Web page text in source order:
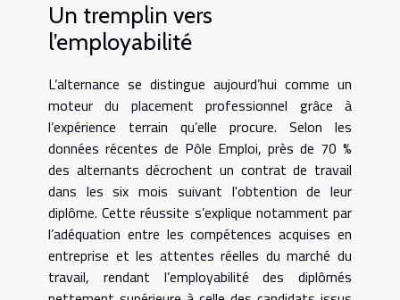
Un tremplin vers
l’employabilité
L’alternance se distingue aujourd’hui comme un
moteur du placement professionnel grâce à
l’expérience terrain qu’elle procure. Selon les
données récentes de Pôle Emploi, près de 70 %
des alternants décrochent un contrat de travail
dans les six mois suivant l'obtention de leur
diplôme. Cette réussite s’explique notamment par
l’adéquation entre les compétences acquises en
entreprise et les attentes réelles du marché du
travail, rendant l’employabilité des diplômés